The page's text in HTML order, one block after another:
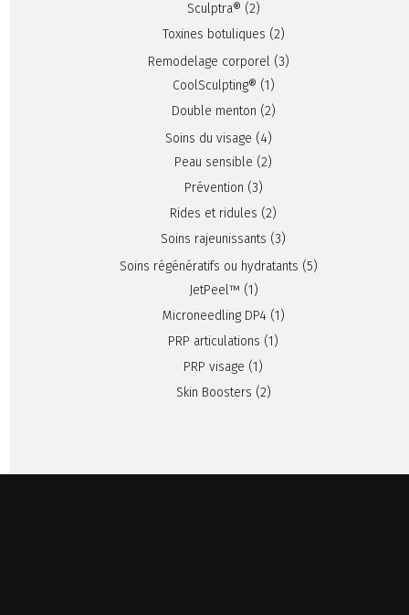
Sculptra® (2)
Toxines botuliques (2)
Remodelage corporel (3)
CoolSculpting® (1)
Double menton (2)
Soins du visage (4)
Peau sensible (2)
Prévention (3)
Rides et ridules (2)
Soins rajeunissants (3)
Soins régénératifs ou hydratants (5)
JetPeel™ (1)
Microneedling DP4(1)
PRP articulations (1)
PRP visage (1)
Skin Boosters (2)